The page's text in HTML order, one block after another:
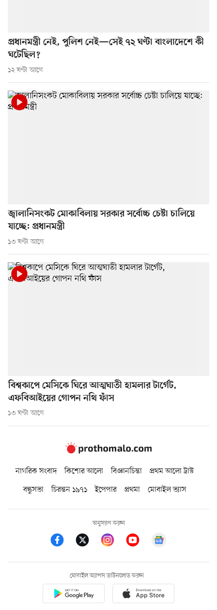
প্রধানমন্ত্রী নেই, পুলিশ নেই—সেই ৭২ ঘণ্টা বাংলাদেশে কী
ঘটেছিল?
১২ ঘণ্টা আগে
জ্বালানিসংকট মোকাবিলায় সরকার সর্বোচ্চ চেষ্টা চালিয়ে
যাচ্ছে: প্রধানমন্ত্রী
১৩ ঘণ্টা আগে
বিশ্বকাপে মেসিকে ঘিরে আত্মঘাতী হামলার টার্গেট,
এফবিআইয়ের গোপন নথি ফাঁস
১৩ ঘণ্টা আগে
নাগরিক সংবাদ কিশোর আলো বিজ্ঞানচিন্তা
প্রথম আলো ট্রাস্ট
বন্ধুসভা
চিরন্তন ১৯৭১ ইপেপার প্রথমা মোবাইল ভ্যাস
অনুসরণ করুন
মোবাইল অ্যাপস ডাউনলোড করুন